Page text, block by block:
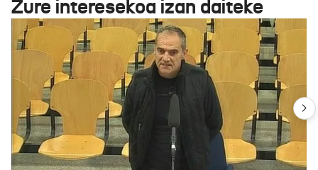
Zure interesekoa izan daiteke